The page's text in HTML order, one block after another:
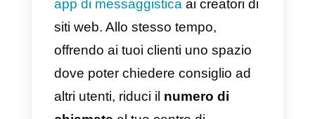
La pandemia in corso ha spinto
aziende, di tutti i settori, a mettere
in atto almeno alcune delle